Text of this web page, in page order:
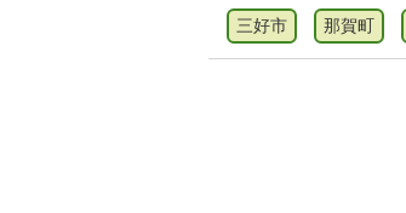
三好市 那賀町